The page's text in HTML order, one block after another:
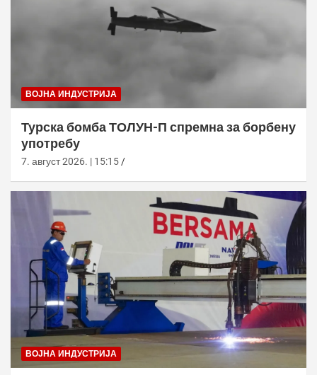
ВОЈНА ИНДУСТРИЈА
Турска бомба ТОЛУН-П спремна за борбену
употребу
7. август 2026. | 15:15
ВОЈНА ИНДУСТРИЈА